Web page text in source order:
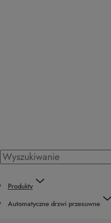
Produkty
Automatyczne drzwi przesuwne